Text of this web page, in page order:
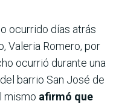
ocurrido días atrás
Valeria Romero, por
ocurrió durante una
barrio San José de
mismo afirmó que